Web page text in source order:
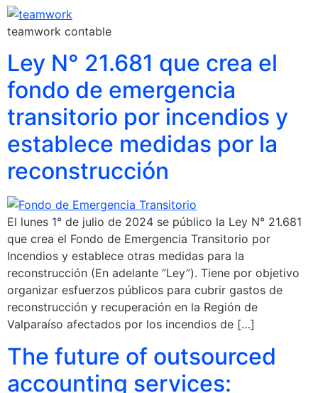
teamwork contable
Ley N° 21.681 que crea el
fondo de emergencia
transitorio por incendios y
establece medidas por la
reconstrucción
El lunes 1° de julio de 2024 se público la Ley N° 21.681
que crea el Fondo de Emergencia Transitorio por
Incendios y establece otras medidas para la
reconstrucción (En adelante “Ley”). Tiene por objetivo
organizar esfuerzos públicos para cubrir gastos de
reconstrucción y recuperación en la Región de
Valparaíso afectados por los incendios de […]
The future of outsourced
accounting services: